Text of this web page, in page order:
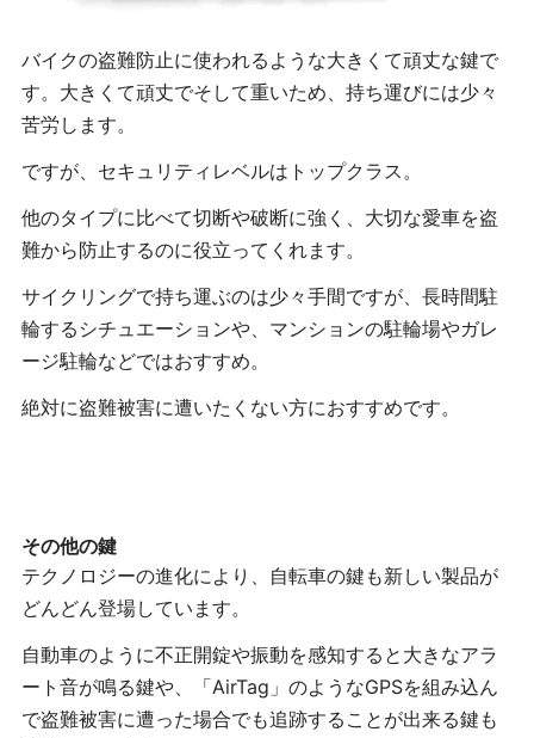
バイクの盗難防止に使われるような大きくて頑丈な鍵で
す。大きくて頑丈でそして重いため、持ち運びには少々
苦労します。
ですが、セキュリティレベルはトップクラス。
他のタイプに比べて切断や破断に強く、大切な愛車を盗
難から防止するのに役立ってくれます。
サイクリングで持ち運ぶのは少々手間ですが、長時間駐
輪するシチュエーションや、マンションの駐輪場やガレ
ージ駐輪などではおすすめ。
絶対に盗難被害に遭いたくない方におすすめです。
その他の鍵
テクノロジーの進化により、自転車の鍵も新しい製品が
どんどん登場しています。
自動車のように不正開錠や振動を感知すると大きなアラ
ート音が鳴る鍵や、「AirTag」のようなGPSを組み込ん
で盗難被害に遭った場合でも追跡することが出来る鍵も